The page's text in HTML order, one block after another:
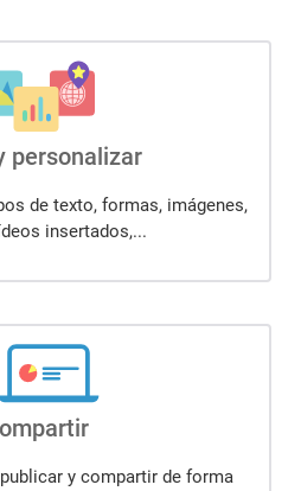
personalizar
de texto, formas, imágenes,
insertados,...
y compartir de forma